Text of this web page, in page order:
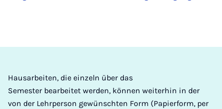
Hausarbeiten, die einzeln über das
Semester bearbeitet werden, können weiterhin in der
von der Lehrperson gewünschten Form (Papierform, per